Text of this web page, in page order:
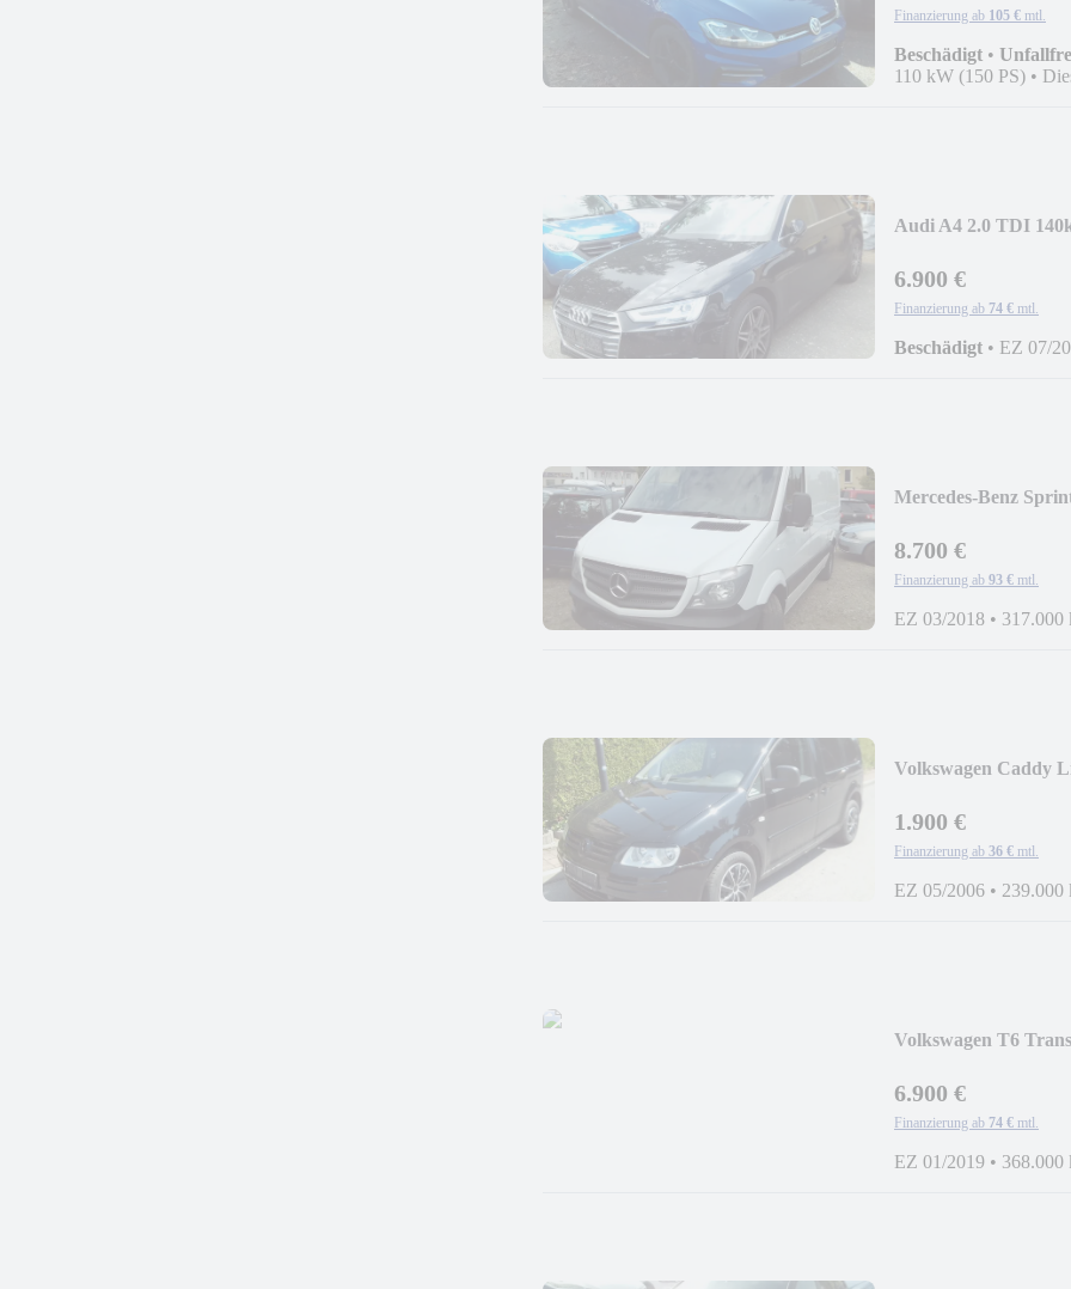
Finanzierung ab 105 € mtl.
Beschädigt •
110 kW (150 PS) •
Audi A4 2.0 TDI
6.900 €
Finanzierung ab 74 € mtl.
Beschädigt • EZ 07/
Mercedes-Benz
8.700 €
Finanzierung ab 93 € mtl.
EZ 03/2018 • 317.000
Volkswagen Caddy
1.900 €
Finanzierung ab 36 € mtl.
EZ 05/2006 • 239.000
Volkswagen T6
6.900 €
Finanzierung ab 74 € mtl.
EZ 01/2019 • 368.000